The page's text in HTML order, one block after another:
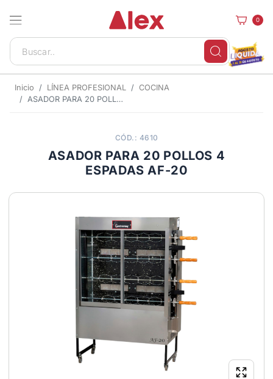
0
Inicio LÍNEA PROFESIONAL
COCINA
ASADOR PARA 20 POLLOS 4 ESPADAS AF-20
CÓD.: 4610
ASADOR PARA 20 POLLOS 4
ESPADAS AF-20